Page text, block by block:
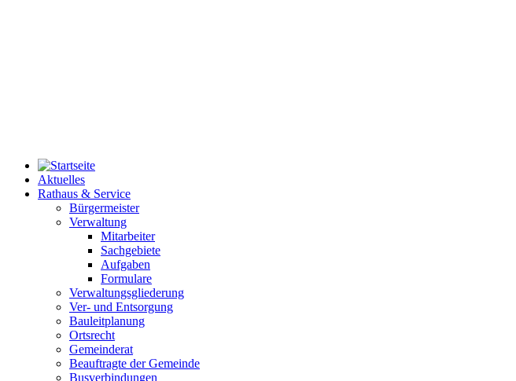
Aktuelles
Rathaus & Service
Bürgermeister
Verwaltung
Mitarbeiter
Sachgebiete
Aufgaben
Formulare
Verwaltungsgliederung
Ver- und Entsorgung
Bauleitplanung
Ortsrecht
Gemeinderat
Beauftragte der Gemeinde
Busverbindungen